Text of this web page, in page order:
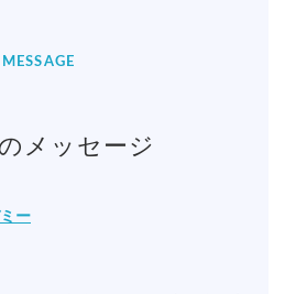
MESSAGE
メッセージ
ー